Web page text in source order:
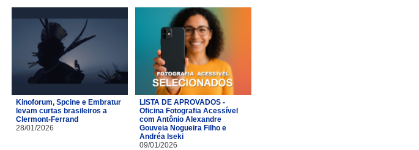
Kinoforum, Spcine e Embratur
levam curtas brasileiros a
Clermont-Ferrand
28/01/2026
LISTA DE APROVADOS -
Oficina Fotografia Acessível
com Antônio Alexandre
Gouveia Nogueira Filho e
Andréa Iseki
09/01/2026